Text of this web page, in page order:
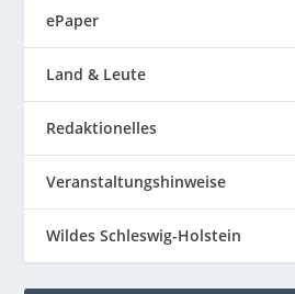
ePaper
Land & Leute
Redaktionelles
Veranstaltungshinweise
Wildes Schleswig-Holstein